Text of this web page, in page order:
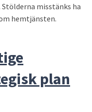
misstänks ha
hemtjänsten.
plan